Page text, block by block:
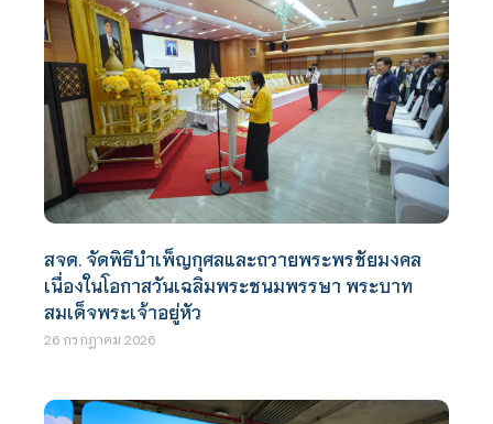
สจด. จัดพิธีบำเพ็ญกุศลและถวายพระพรชัยมงคล
เนื่องในโอกาสวันเฉลิมพระชนมพรรษา พระบาท
สมเด็จพระเจ้าอยู่หัว
26 กรกฎาคม 2026